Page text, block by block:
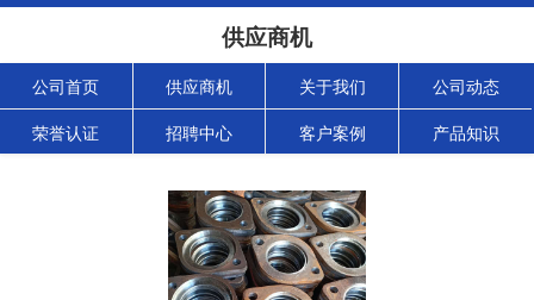
供应商机
公司首页 供应商机 关于我们 公司动态
荣誉认证 招聘中心 客户案例 产品知识